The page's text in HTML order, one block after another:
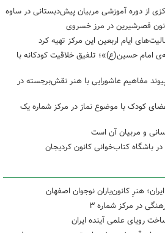
از دوره آموزشی مربیان پیش‌دبستانی در ساوه
قصرشیرین در مرز خسروی
ایام اربعین این مرکز تهیه کرد
امام حسین(ع)»؛ تلفیق خلاقیت کودکانه با
مفاهیم عاشورایی با هنر نقش‌برجسته در
کودک با موضوع نماز در مرکز شماره یک
و مربیان آن است
باشگاه کتاب‌خوانی کانون کردیجان
هنرِ کانون‌یاران نوجوان اصفهان
در مرکز شماره ۳
رویای علمی آینده ایران